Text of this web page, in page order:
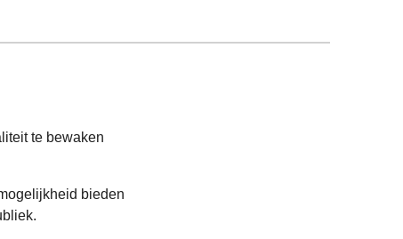
te bewaken
bieden